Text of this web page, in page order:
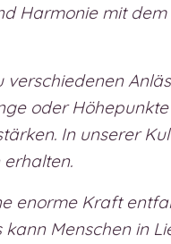
Harmonie mit
oder
In unserer
enorme Kraft
Menschen in